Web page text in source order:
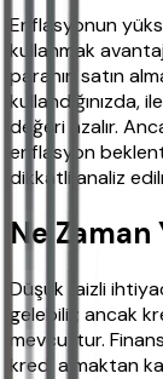
Enflasyonun
kullanmak
paranın satın
değeri azalır.
enflasyon
dikkatli analiz
Ne Zaman
Düşük faizli
gelebilir; ancak
mevcuttur.
kredi almaktan